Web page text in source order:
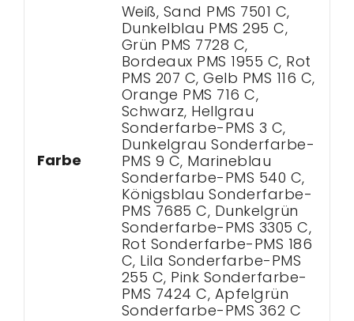
Farbe
Weiß, Sand PMS 7501 C,
Dunkelblau PMS 295 C,
Grün PMS 7728 C,
Bordeaux PMS 1955 C, Rot
PMS 207 C, Gelb PMS 116 C,
Orange PMS 716 C,
Schwarz, Hellgrau
Sonderfarbe-PMS 3 C,
Dunkelgrau Sonderfarbe-
PMS 9 C, Marineblau
Sonderfarbe-PMS 540 C,
Königsblau Sonderfarbe-
PMS 7685 C, Dunkelgrün
Sonderfarbe-PMS 3305 C,
Rot Sonderfarbe-PMS 186
C, Lila Sonderfarbe-PMS
255 C, Pink Sonderfarbe-
PMS 7424 C, Apfelgrün
Sonderfarbe-PMS 362 C